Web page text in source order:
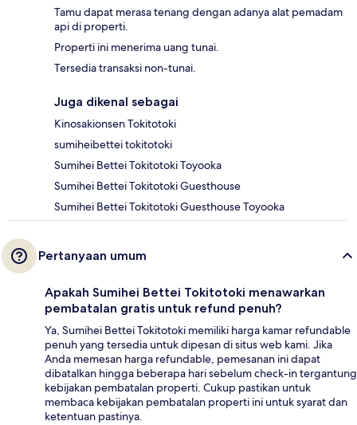
Tamu dapat merasa tenang dengan adanya alat pemadam
api di properti.
Properti ini menerima uang tunai.
Tersedia transaksi non-tunai.
Juga dikenal sebagai
Kinosakionsen Tokitotoki
sumiheibettei tokitotoki
Sumihei Bettei Tokitotoki Toyooka
Sumihei Bettei Tokitotoki Guesthouse
Sumihei Bettei Tokitotoki Guesthouse Toyooka
Pertanyaan umum
Apakah Sumihei Bettei Tokitotoki menawarkan
pembatalan gratis untuk refund penuh?
Ya, Sumihei Bettei Tokitotoki memiliki harga kamar refundable
penuh yang tersedia untuk dipesan di situs web kami. Jika
Anda memesan harga refundable, pemesanan ini dapat
dibatalkan hingga beberapa hari sebelum check-in tergantung
kebijakan pembatalan properti. Cukup pastikan untuk
membaca kebijakan pembatalan properti ini untuk syarat dan
ketentuan pastinya.